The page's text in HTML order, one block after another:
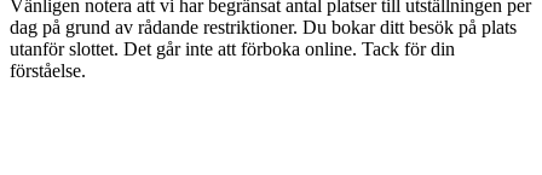
Vänligen notera att vi har begränsat antal platser till utställningen per
dag på grund av rådande restriktioner. Du bokar ditt besök på plats
utanför slottet. Det går inte att förboka online. Tack för din
förståelse.